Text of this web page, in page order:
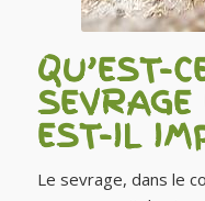
QU’EST-
EST-IL
Le sevrage, dans le